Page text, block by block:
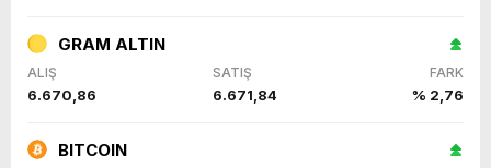
GRAM ALTIN
ALIŞ SATIŞ FARK
6.670,86 6.671,84 % 2,76
BITCOIN